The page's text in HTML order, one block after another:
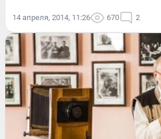
14 апреля, 2014, 11:26 670 2